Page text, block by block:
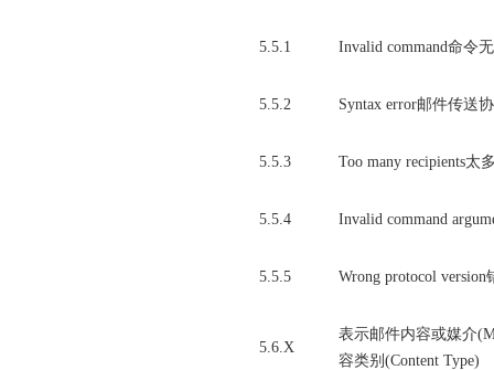
5.5.1 Invalid command命令
5.5.2 Syntax error邮件传送
5.5.3 Too many recipients太
5.5.4 Invalid command
5.5.5 Wrong protocol
5.6.X
表示邮件内容或媒介
容类别(Content Type)